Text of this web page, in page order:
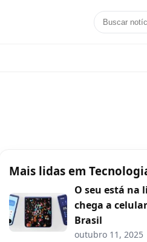
Mais lidas em
O seu está na
chega a
Brasil
outubro 11, 2025